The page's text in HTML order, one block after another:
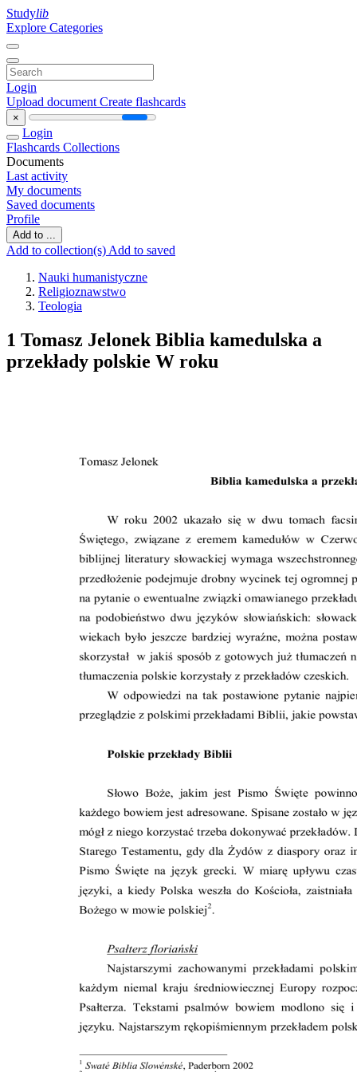
Studylib
Explore Categories
Login
Upload document Create flashcards
×
Login
Flashcards Collections
Documents
Last activity
My documents
Saved documents
Profile
Add to ...
Add to collection(s) Add to saved
Nauki humanistyczne
Religioznawstwo
Teologia
1 Tomasz Jelonek Biblia kamedulska a
przekłady polskie W roku